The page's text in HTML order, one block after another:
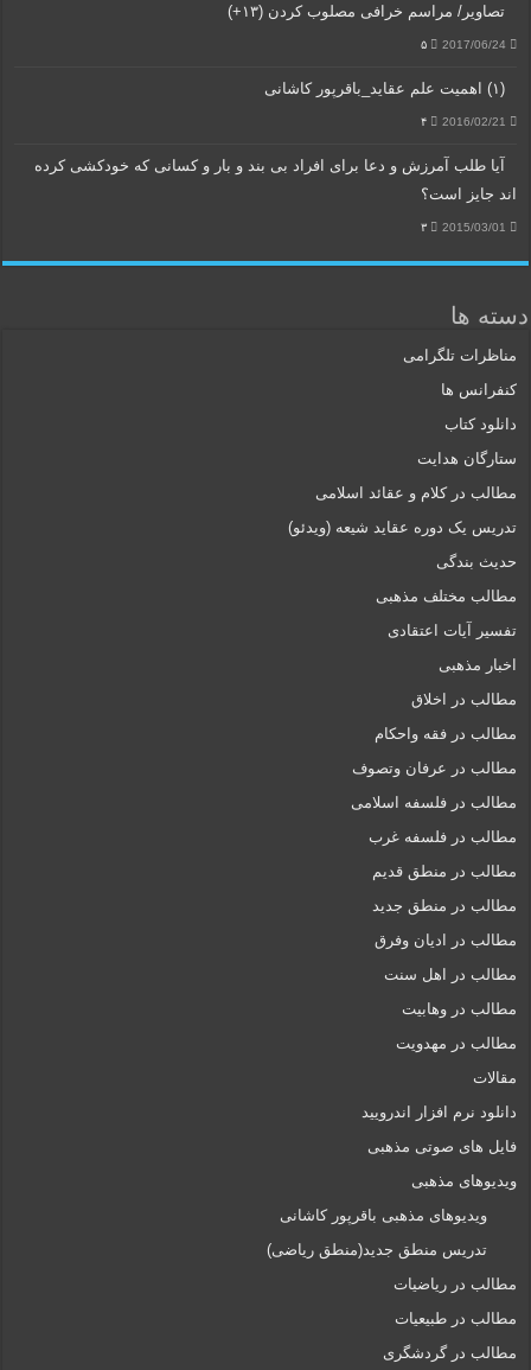
تصاویر/ مراسم خرافی مصلوب کردن (۱۳+)
2017/06/24 ۵
(۱) اهمیت علم عقاید_باقرپور کاشانی
2016/02/21 ۴
آیا طلب آمرزش و دعا برای افراد بی بند و بار و کسانی که خودکشی کرده
اند جایز است؟
2015/03/01 ۳
دسته ها
مناظرات تلگرامی
کنفرانس ها
دانلود کتاب
ستارگان هدایت
مطالب در کلام و عقائد اسلامی
تدریس یک دوره عقاید شیعه (ویدئو)
حدیث بندگی
مطالب مختلف مذهبی
تفسیر آیات اعتقادی
اخبار مذهبی
مطالب در اخلاق
مطالب در فقه واحکام
مطالب در عرفان وتصوف
مطالب در فلسفه اسلامی
مطالب در فلسفه غرب
مطالب در منطق قدیم
مطالب در منطق جدید
مطالب در ادیان وفرق
مطالب در اهل سنت
مطالب در وهابیت
مطالب در مهدویت
مقالات
دانلود نرم افزار اندرویید
فایل های صوتی مذهبی
ویدیوهای مذهبی
ویدیوهای مذهبی باقرپور کاشانی
تدریس منطق جدید(منطق ریاضی)
مطالب در ریاضیات
مطالب در طبیعیات
مطالب در گردشگری